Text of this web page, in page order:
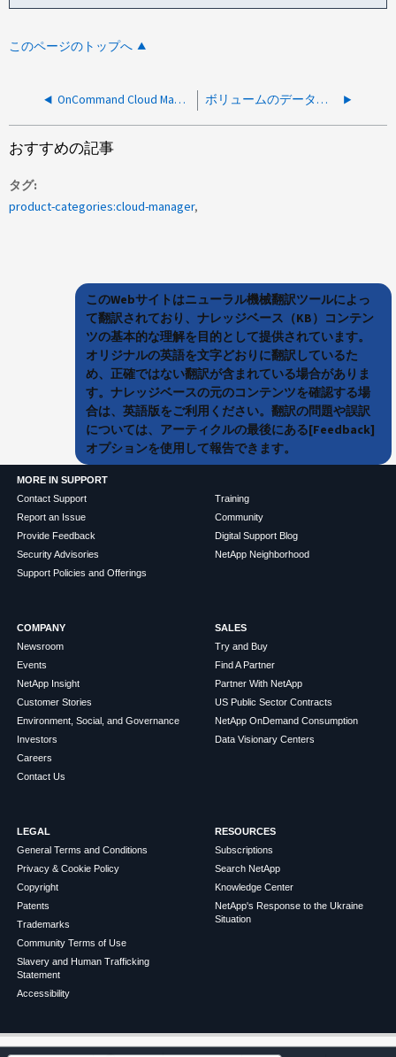
このページのトップへ
OnCommand Cloud Manager の AWS Linux シェルにアクセスする方法 ボリュームのデータ利用率をBlueXP レポートとライブONTAP CLIで比較する方法
おすすめの記事
タグ
product-categories:cloud-manager
このWebサイトはニューラル機械翻訳ツールによっ
て翻訳されており、ナレッジベース（KB）コンテン
ツの基本的な理解を目的として提供されています。
オリジナルの英語を文字どおりに翻訳しているた
め、正確ではない翻訳が含まれている場合がありま
す。ナレッジベースの元のコンテンツを確認する場
合は、英語版をご利用ください。翻訳の問題や誤訳
については、アーティクルの最後にある[Feedback]
オプションを使用して報告できます。
MORE IN SUPPORT
Contact Support
Report an Issue
Provide Feedback
Security Advisories
Support Policies and Offerings
Training
Community
Digital Support Blog
NetApp Neighborhood
COMPANY
Newsroom
Events
NetApp Insight
Customer Stories
Environment, Social, and Governance
Investors
Careers
Contact Us
SALES
Try and Buy
Find A Partner
Partner With NetApp
US Public Sector Contracts
NetApp OnDemand Consumption
Data Visionary Centers
LEGAL
General Terms and Conditions
Privacy & Cookie Policy
Copyright
Patents
Trademarks
Community Terms of Use
Slavery and Human Trafficking
Statement
Accessibility
RESOURCES
Subscriptions
Search NetApp
Knowledge Center
NetApp's Response to the Ukraine
Situation